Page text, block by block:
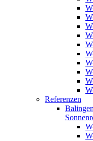
Referenzen